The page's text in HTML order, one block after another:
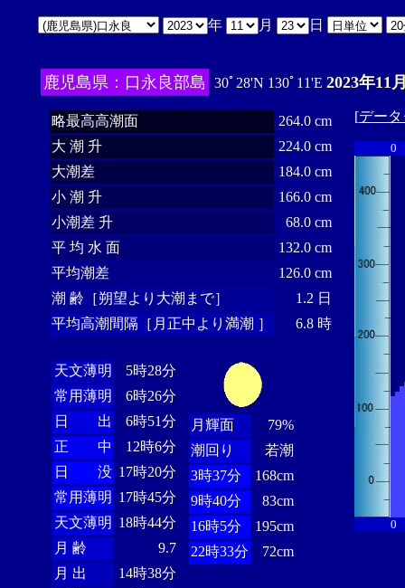
年 月 日
鹿児島県：口永良部島 30ﾟ28'N 130ﾟ11'E 2023年11
略最高高潮面
264.0 cm
大 潮 升
224.0 cm
大潮差
184.0 cm
小 潮 升
166.0 cm
小潮差 升
68.0 cm
平 均 水 面
132.0 cm
平均潮差
126.0 cm
潮 齢［朔望より大潮まで］
1.2 日
平均高潮間隔［月正中より満潮 ］
6.8 時
天文薄明
5時28分
常用薄明
6時26分
日 出
6時51分
正 中
12時6分
日 没 17時20分
常用薄明 17時45分
天文薄明 18時44分
月 齢
9.7
月 出
14時38分
月輝面
79%
潮回り
若潮
3時37分
168cm
9時40分
83cm
16時5分
195cm
22時33分
72cm
[デー
0
0